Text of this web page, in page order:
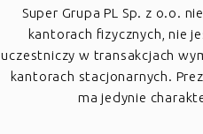
Super Grupa PL Sp. z o.o.
kantorach fizycznych, nie
uczestniczy w transakcjach
kantorach stacjonarnych.
ma jedynie